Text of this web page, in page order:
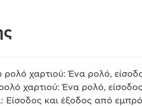
χαρτιού: Ένα ρολό,
χαρτιού: Ένα ρολό,
Είσοδος και έξοδος από